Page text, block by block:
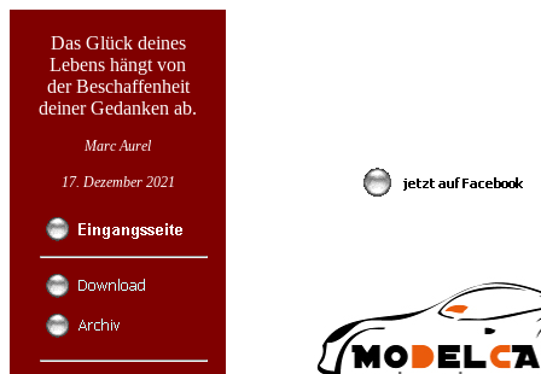
Das Glück deines
Lebens hängt von
der Beschaffenheit
deiner Gedanken ab.
Marc Aurel
17. Dezember 2021